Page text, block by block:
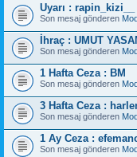
Uyarı : rapin_kizi__
Son mesaj gönderen
İhraç : UMUT
Son mesaj gönderen
1 Hafta Ceza : BM
Son mesaj gönderen
3 Hafta Ceza :
Son mesaj gönderen
1 Ay Ceza :
Son mesaj gönderen